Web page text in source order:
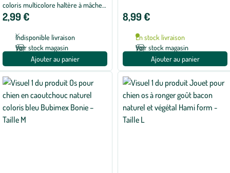
coloris multicolore haltère à mâcher
Duvoplus Rubber Dumbell - 11 cm
2,99 €
Indisponible livraison
Voir stock magasin
Ajouter au panier
8,99 €
En stock livraison
Voir stock magasin
Ajouter au panier